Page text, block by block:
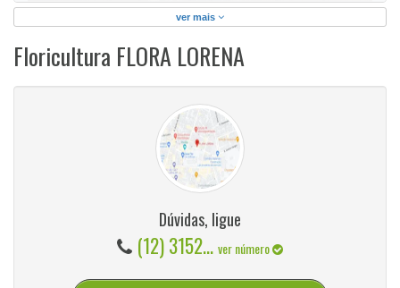
ver mais
Floricultura FLORA LORENA
Dúvidas, ligue
(12) 3152... ver número